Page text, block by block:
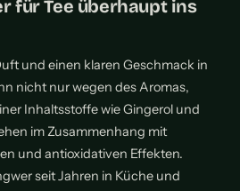
für Tee überhaupt ins
und einen klaren Geschmack in
nicht nur wegen des Aromas,
Inhaltsstoffe wie Gingerol und
im Zusammenhang mit
und antioxidativen Effekten.
seit Jahren in Küche und